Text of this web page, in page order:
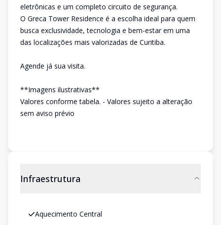
eletrônicas e um completo circuito de segurança.
O Greca Tower Residence é a escolha ideal para quem
busca exclusividade, tecnologia e bem-estar em uma
das localizações mais valorizadas de Curitiba.
Agende já sua visita.
**Imagens ilustrativas**
Valores conforme tabela. - Valores sujeito a alteração
sem aviso prévio
Infraestrutura
Aquecimento Central